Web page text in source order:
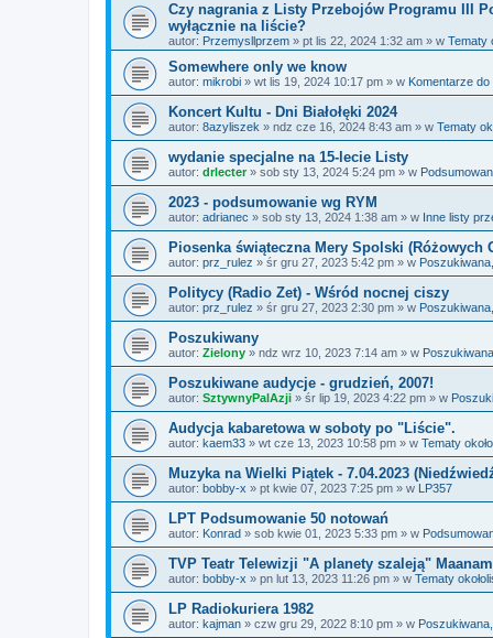
Czy nagrania z Listy Przebojów Programu III
wyłącznie na liście?
autor: Przemysllprzem » pt lis 22, 2024 1:32 am » w Tematy
Somewhere only we know
autor: mikrobi » wt lis 19, 2024 10:17 pm » w Komentarze
Koncert Kultu - Dni Białołęki 2024
autor: 8azyliszek » ndz cze 16, 2024 8:43 am » w Tematy
wydanie specjalne na 15-lecie Listy
autor: drlecter» sob sty 13, 2024 5:24 pm » w
2023 - podsumowanie wg RYM
autor: adrianec » sob sty 13, 2024 1:38 am » w Inne listy
Piosenka świąteczna Mery Spolski (Różowych
autor: prz_rulez » śr gru 27, 2023 5:42 pm » w
Politycy (Radio Zet) - Wśród nocnej ciszy
autor: prz_rulez » śr gru 27, 2023 2:30 pm » w
Poszukiwany
autor: Zielony » ndz wrz 10, 2023 7:14 am » w
Poszukiwane audycje - grudzień, 2007!
autor: SztywnyPalAzji » śr lip 19, 2023 4:22 pm » w
Audycja kabaretowa w soboty po "Liście".
autor: kaem33 » wt cze 13, 2023 10:58 pm » w Tematy
Muzyka na Wielki Piątek - 7.04.2023
autor: bobby-x » pt kwie 07, 2023 7:25 pm » w LP357
LPT Podsumowanie 50 notowań
autor: Konrad » sob kwie 01, 2023 5:33 pm » w
TVP Teatr Telewizji "A planety szaleją" Maanam
autor: bobby-x » pn lut 13, 2023 11:26 pm » w Tematy
LP Radiokuriera 1982
autor: kajman » czw gru 29, 2022 8:10 pm » w